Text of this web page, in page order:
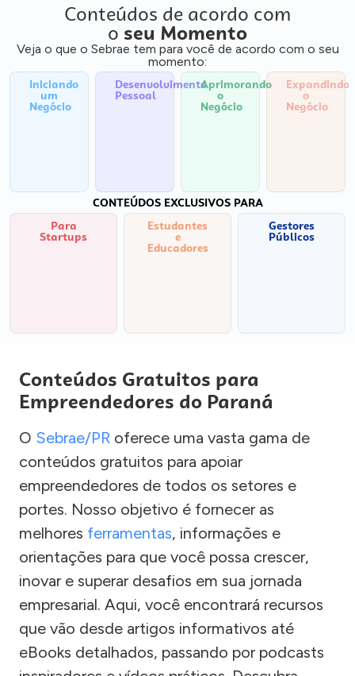
Conteúdos de acordo com
o seu Momento
Veja o que o Sebrae tem para você de acordo com o seu
momento:
Iniciando
um
Negócio
Desenvolvimento
Pessoal
Aprimorando
o
Negócio
Expandindo
o
Negócio
CONTEÚDOS EXCLUSIVOS PARA
Para
Startups
Estudantes
e
Educadores
Gestores
Públicos
Conteúdos Gratuitos para
Empreendedores do Paraná
O Sebrae/PR oferece uma vasta gama de
conteúdos gratuitos para apoiar
empreendedores de todos os setores e
portes. Nosso objetivo é fornecer as
melhores ferramentas, informações e
orientações para que você possa crescer,
inovar e superar desafios em sua jornada
empresarial. Aqui, você encontrará recursos
que vão desde artigos informativos até
eBooks detalhados, passando por podcasts